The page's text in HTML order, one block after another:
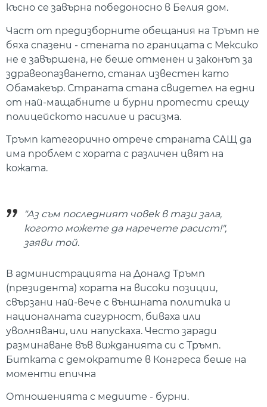
късно се завърна победоносно в Белия дом.
Част от предизборните обещания на Тръмп не
бяха спазени - стената по границата с Мексико
не е завършена, не беше отменен и законът за
здравеопазването, станал известен като
Обамакеър. Страната стана свидетел на едни
от най-мащабните и бурни протести срещу
полицейското насилие и расизма.
Тръмп категорично отрече страната САЩ да
има проблем с хората с различен цвят на
кожата.
"Аз съм последният човек в тази зала,
когото можете да наречете расист!",
заяви той.
В администрацията на Доналд Тръмп
(президента) хората на високи позиции,
свързани най-вече с външната политика и
националната сигурност, биваха или
уволнявани, или напускаха. Често заради
разминаване във вижданията си с Тръмп.
Битката с демократите в Конгреса беше на
моменти епична
Отношенията с медиите - бурни.